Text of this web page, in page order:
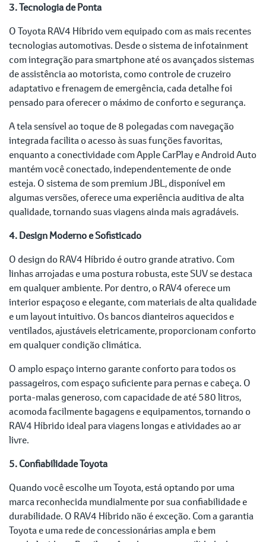
3. Tecnologia de Ponta
O Toyota RAV4 Híbrido vem equipado com as mais recentes
tecnologias automotivas. Desde o sistema de infotainment
com integração para smartphone até os avançados sistemas
de assistência ao motorista, como controle de cruzeiro
adaptativo e frenagem de emergência, cada detalhe foi
pensado para oferecer o máximo de conforto e segurança.
A tela sensível ao toque de 8 polegadas com navegação
integrada facilita o acesso às suas funções favoritas,
enquanto a conectividade com Apple CarPlay e Android Auto
mantém você conectado, independentemente de onde
esteja. O sistema de som premium JBL, disponível em
algumas versões, oferece uma experiência auditiva de alta
qualidade, tornando suas viagens ainda mais agradáveis.
4. Design Moderno e Sofisticado
O design do RAV4 Híbrido é outro grande atrativo. Com
linhas arrojadas e uma postura robusta, este SUV se destaca
em qualquer ambiente. Por dentro, o RAV4 oferece um
interior espaçoso e elegante, com materiais de alta qualidade
e um layout intuitivo. Os bancos dianteiros aquecidos e
ventilados, ajustáveis eletricamente, proporcionam conforto
em qualquer condição climática.
O amplo espaço interno garante conforto para todos os
passageiros, com espaço suficiente para pernas e cabeça. O
porta-malas generoso, com capacidade de até 580 litros,
acomoda facilmente bagagens e equipamentos, tornando o
RAV4 Híbrido ideal para viagens longas e atividades ao ar
livre.
5. Confiabilidade Toyota
Quando você escolhe um Toyota, está optando por uma
marca reconhecida mundialmente por sua confiabilidade e
durabilidade. O RAV4 Híbrido não é exceção. Com a garantia
Toyota e uma rede de concessionárias ampla e bem